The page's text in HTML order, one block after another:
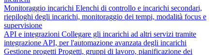
Monitoraggio incarichi Elenchi di controllo e incarichi secondari,
riepiloghi degli incarichi, monitoraggio dei tempi, modalità focus e
supervisione
API e integrazioni Collegare gli incarichi ad altri servizi tramite
integrazione API, per l'automazione avanzata degli incarichi
Gestione progetti Progetti, gruppi di lavoro, pianificazione dei